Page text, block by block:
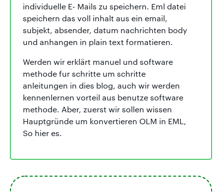
individuelle E- Mails zu speichern. Eml datei
speichern das voll inhalt aus ein email,
subjekt, absender, datum nachrichten body
und anhangen in plain text formatieren.
Werden wir erklärt manuel und software
methode fur schritte um schritte
anleitungen in dies blog, auch wir werden
kennenlernen vorteil aus benutze software
methode. Aber, zuerst wir sollen wissen
Hauptgründe um konvertieren OLM in EML,
So hier es.